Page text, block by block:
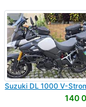
Suzuki DL 1000 V-
140